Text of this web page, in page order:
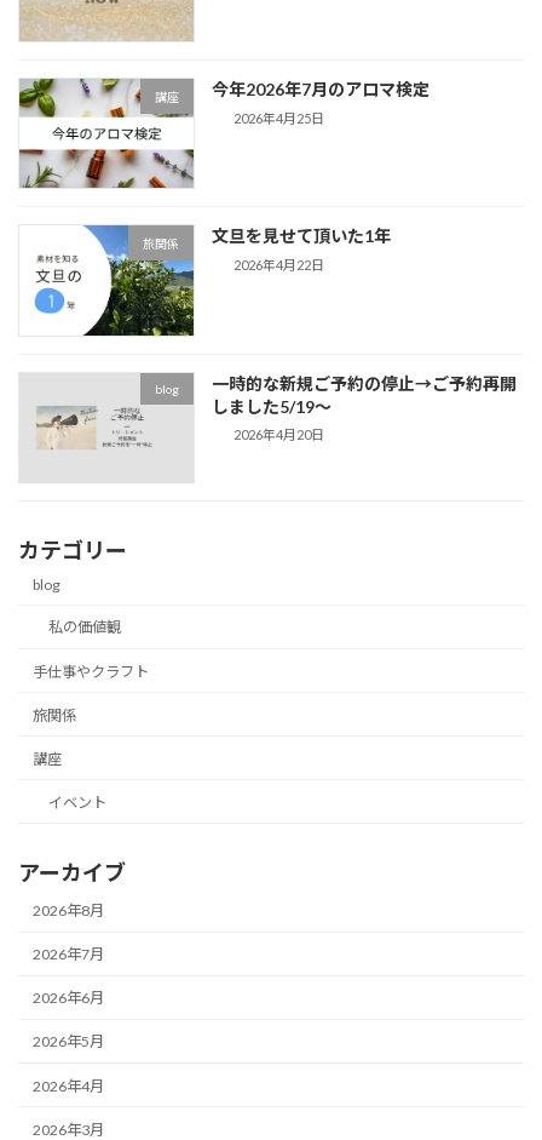
講座 今年2026年7月のアロマ検定
2026年4月25日
旅関係 文旦を見せて頂いた1年
2026年4月22日
blog
一時的な新規ご予約の停止→ご予約再開
しました5/19～
2026年4月20日
カテゴリー
blog
私の価値観
手仕事やクラフト
旅関係
講座
イベント
アーカイブ
2026年8月
2026年7月
2026年6月
2026年5月
2026年4月
2026年3月